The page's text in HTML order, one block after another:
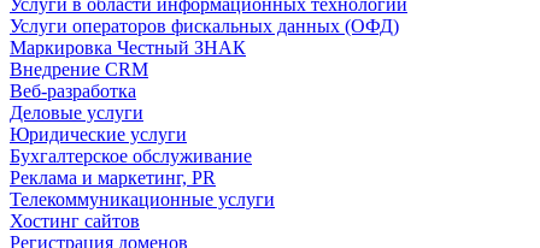
Услуги в области информационных технологий
Услуги операторов фискальных данных (ОФД)
Маркировка Честный ЗНАК
Внедрение CRM
Веб-разработка
Деловые услуги
Юридические услуги
Бухгалтерское обслуживание
Реклама и маркетинг, PR
Телекоммуникационные услуги
Хостинг сайтов
Регистрация доменов